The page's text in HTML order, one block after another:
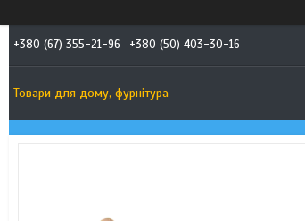
+380 (67) 355-21-96 +380 (50) 403-30-16
Товари для дому, фурнітура